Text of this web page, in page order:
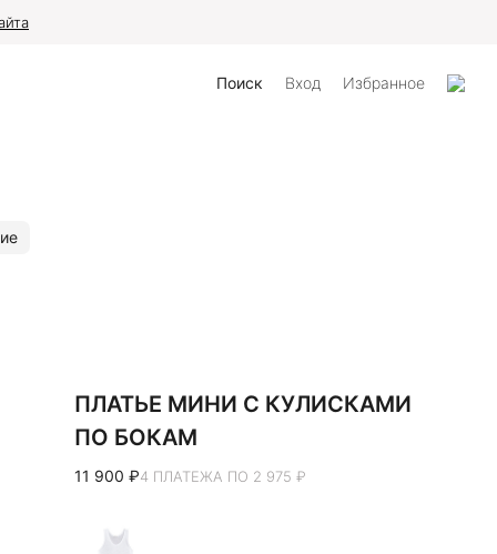
Поиск Вход Избранное
ПЛАТЬЕ МИНИ С КУЛИСКАМИ
ПО БОКАМ
11 900 ₽4 ПЛАТЕЖА ПО 2 975 ₽